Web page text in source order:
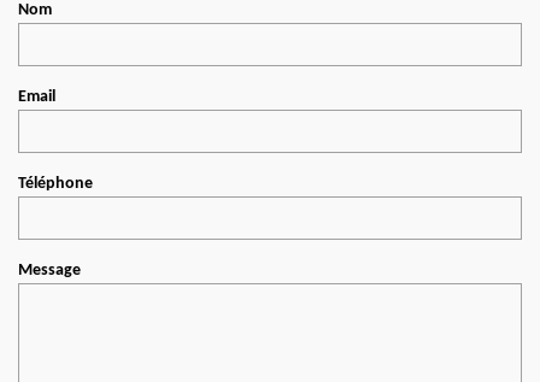
Nom
Email
Téléphone
Message